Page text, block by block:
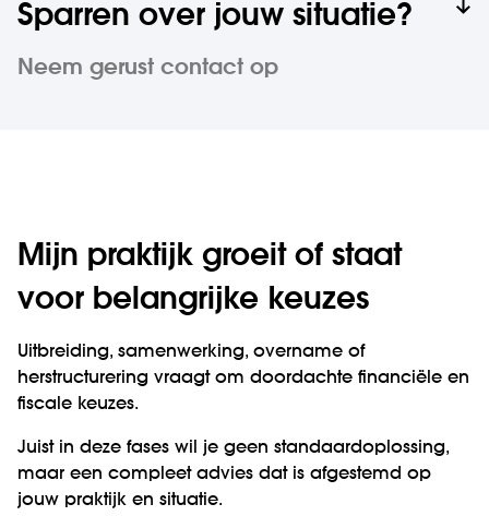
Sparren over jouw situatie?
Neem gerust contact op
Mijn praktijk groeit of staat
voor belangrijke keuzes
Uitbreiding, samenwerking, overname of
herstructurering vraagt om doordachte financiële en
fiscale keuzes.
Juist in deze fases wil je geen standaardoplossing,
maar een compleet advies dat is afgestemd op
jouw praktijk en situatie.